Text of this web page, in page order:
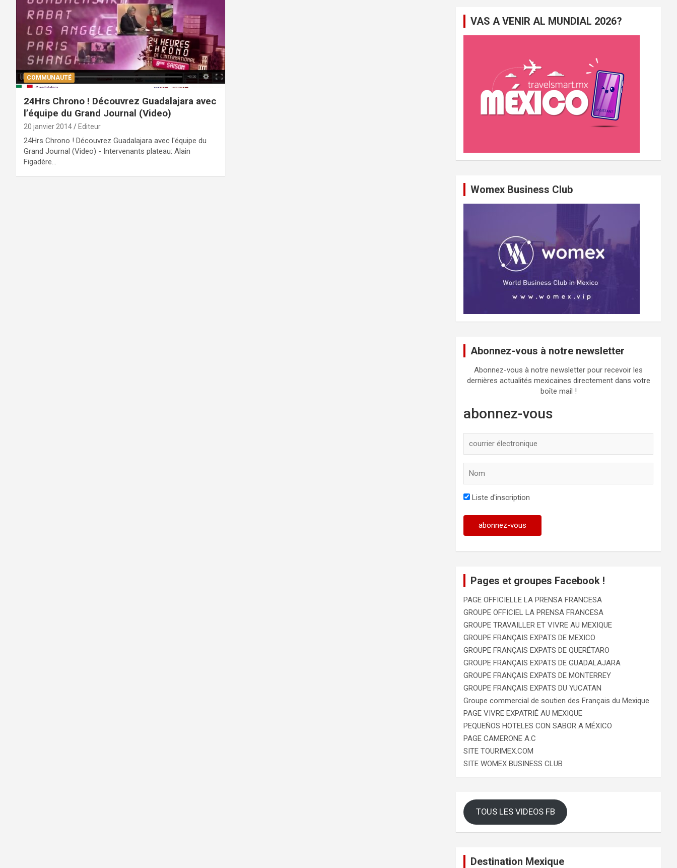
COMMUNAUTÉ
24Hrs Chrono ! Découvrez Guadalajara avec
l’équipe du Grand Journal (Video)
20 janvier 2014 Editeur
24Hrs Chrono ! Découvrez Guadalajara avec l'équipe du
Grand Journal (Video) - Intervenants plateau: Alain
Figadère…
c
VAS A VENIR AL MUNDIAL 2026?
Womex Business Club
Abonnez-vous à notre newsletter
Abonnez-vous à notre newsletter pour recevoir les
dernières actualités mexicaines directement dans votre
boîte mail !
abonnez-vous
Liste d'inscription
Pages et groupes Facebook !
PAGE OFFICIELLE LA PRENSA FRANCESA
GROUPE OFFICIEL LA PRENSA FRANCESA
GROUPE TRAVAILLER ET VIVRE AU MEXIQUE
GROUPE FRANÇAIS EXPATS DE MEXICO
GROUPE FRANÇAIS EXPATS DE QUERÉTARO
GROUPE FRANÇAIS EXPATS DE GUADALAJARA
GROUPE FRANÇAIS EXPATS DE MONTERREY
GROUPE FRANÇAIS EXPATS DU YUCATAN
Groupe commercial de soutien des Français du Mexique
PAGE VIVRE EXPATRIÉ AU MEXIQUE
PEQUEÑOS HOTELES CON SABOR A MÉXICO
PAGE CAMERONE A.C
SITE TOURIMEX.COM
SITE WOMEX BUSINESS CLUB
TOUS LES VIDEOS FB
Destination Mexique